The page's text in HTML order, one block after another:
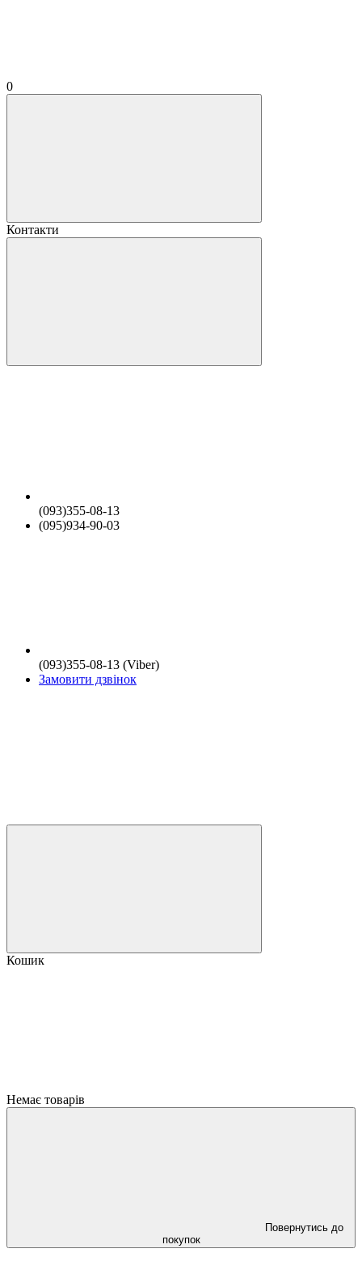
0
Контакти
(093)355-08-13
(095)934-90-03
(093)355-08-13 (Viber)
Замовити дзвінок
Кошик
Немає товарів
Повернутись до
покупок